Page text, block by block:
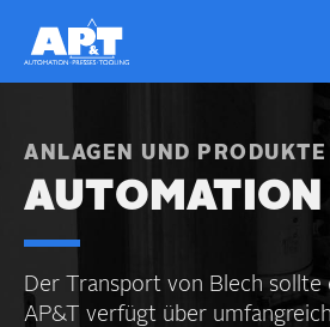
main
ANLAGEN UND PRODUKTE
AUTOMATION
Der Transport von Blech sollte
AP&T verfügt über